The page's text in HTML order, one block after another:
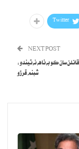
Twitter
NEXT POST
سان ڪو به ٺاهه نه ٿيندو:
شبنم ڦرڙو